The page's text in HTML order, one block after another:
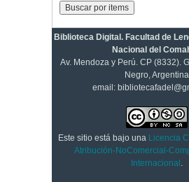
Biblioteca Digital. Facultad de
Nacional del
Av. Mendoza y Perú. CP (8332).
Negro, Argentina
email:
Este sitio está bajo una Licencia
Atribución-NoComercial-
Internacional .